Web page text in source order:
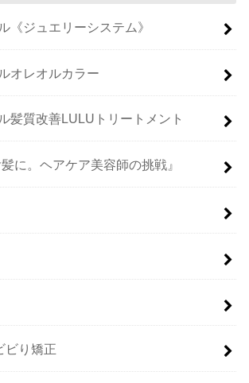
《ジュエリーシステム》
オレオルカラー
髪質改善LULUトリートメント
に。ヘアケア美容師の挑戦』
ビり矯正